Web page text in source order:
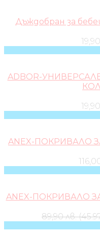
Дъждобран за
ADBOR-
ANEX-ПОКРИВАЛО
ANEX-ПОКРИВАЛО ЗА
89,90 лв.